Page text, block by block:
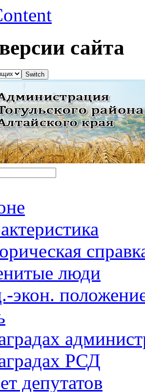
сайта
люди
экон.
РСД
депутатов